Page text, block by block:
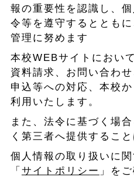
報の重要性を認識し、
令等を遵守するととも
管理に努めます
本校WEBサイトにおい
資料請求、お問い合わ
申込等への対応、本校
利用いたします。
また、法令に基づく場
く第三者へ提供すること
個人情報の取り扱いに
「 サイトポリシー 」を